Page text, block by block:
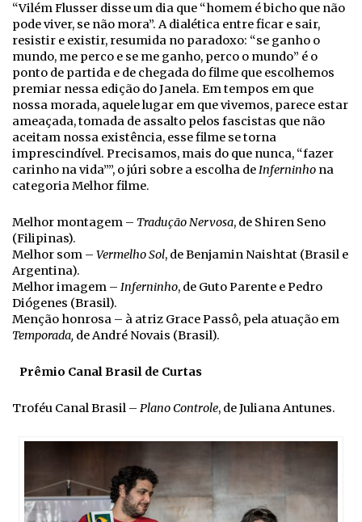
“Vilém Flusser disse um dia que “homem é bicho que não
pode viver, se não mora”. A dialética entre ficar e sair,
resistir e existir, resumida no paradoxo: “se ganho o
mundo, me perco e se me ganho, perco o mundo” é o
ponto de partida e de chegada do filme que escolhemos
premiar nessa edição do Janela. Em tempos em que
nossa morada, aquele lugar em que vivemos, parece estar
ameaçada, tomada de assalto pelos fascistas que não
aceitam nossa existência, esse filme se torna
imprescindível. Precisamos, mais do que nunca, “fazer
carinho na vida””, o júri sobre a escolha deInferninho na
categoria Melhor filme.
Melhor montagem – Tradução Nervosa, de Shiren Seno
(Filipinas).
Melhor som – Vermelho Sol, de Benjamin Naishtat (Brasil e
Argentina).
Melhor imagem – Inferninho, de Guto Parente e Pedro
Diógenes (Brasil).
Menção honrosa – à atriz Grace Passô, pela atuação em
Temporada, de André Novais (Brasil).
Prêmio Canal Brasil de Curtas
Troféu Canal Brasil – Plano Controle, de Juliana Antunes.